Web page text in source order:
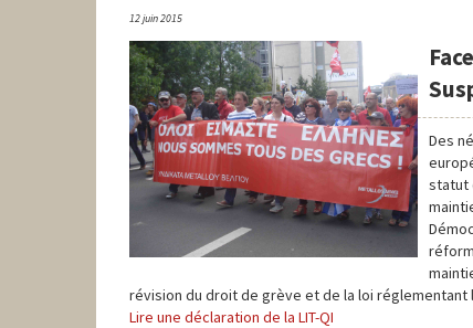
12 juin 2015
Des
statut
révision du droit de grève et de la loi
Lire une déclaration de la LIT-QI